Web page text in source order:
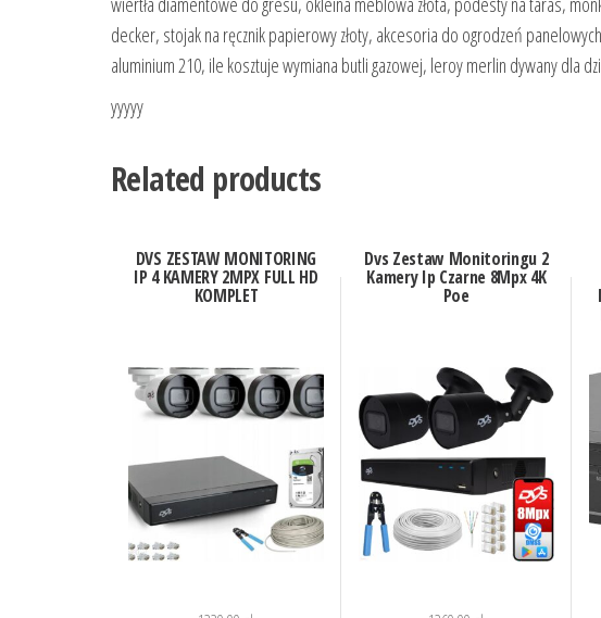
decker, stojak na ręcznik papierowy złoty, akcesoria do ogrodzeń
aluminium 210, ile kosztuje wymiana butli gazowej, leroy merlin dywany dla
yyyyy
Related products
DVS ZESTAW MONITORING
IP 4 KAMERY 2MPX FULL HD
KOMPLET
Dvs Zestaw Monitoringu 2
Kamery Ip Czarne 8Mpx 4K
Poe